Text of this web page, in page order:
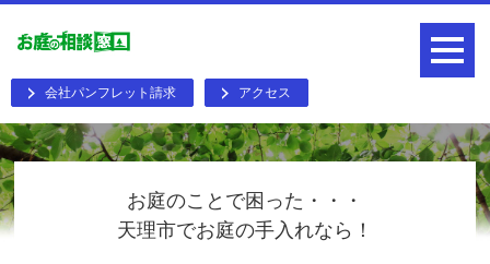
会社パンフレット請求 アクセス
お庭のことで困った・・・
天理市でお庭の手入れなら！